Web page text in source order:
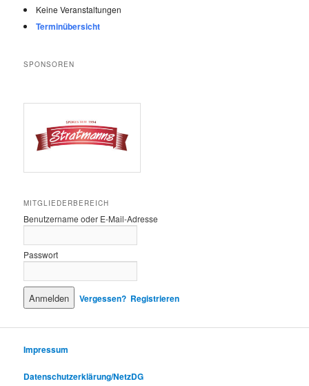
Keine Veranstaltungen
Terminübersicht
SPONSOREN
MITGLIEDERBEREICH
Benutzername oder E-Mail-Adresse
Passwort
Vergessen? Registrieren
Impressum
Datenschutzerklärung/NetzDG